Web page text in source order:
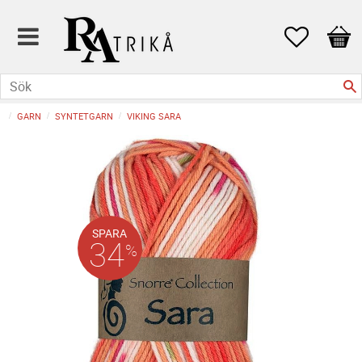
Favoriter
GARN SYNTETGARN VIKING SARA
SPARA
34%